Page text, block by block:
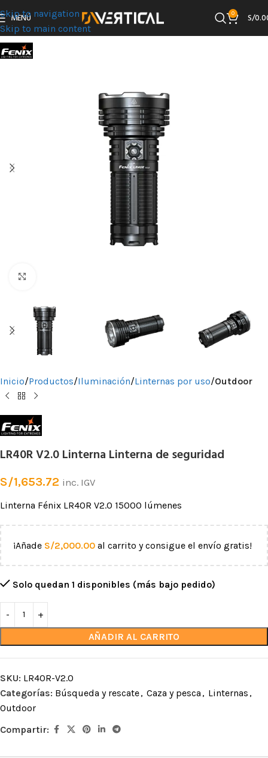
Skip to navigation
Skip to main content
MENÚ 0 S/
Inicio Productos Iluminación Linternas por uso Outdoor
LR40R V2.0 Linterna Linterna de seguridad
S/1,653.72 inc. IGV
Linterna Fénix LR40R V2.0 15000 lúmenes
¡Añade S/2,000.00 al carrito y consigue el envío gratis!
Solo quedan 1 disponibles (más bajo pedido)
AÑADIR AL CARRITO
SKU: LR40R-V2.0
Categorías: Búsqueda y rescate, Caza y pesca , Linternas ,
Outdoor
Compartir: